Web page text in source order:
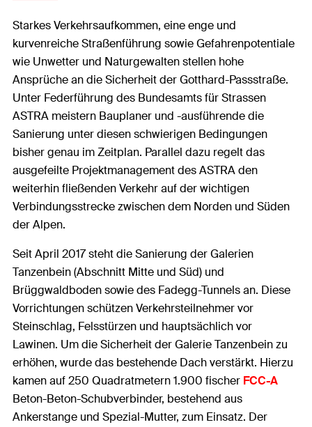
Starkes Verkehrsaufkommen, eine enge und
kurvenreiche Straßenführung sowie Gefahrenpotentiale
wie Unwetter und Naturgewalten stellen hohe
Ansprüche an die Sicherheit der Gotthard-Passstraße.
Unter Federführung des Bundesamts für Strassen
ASTRA meistern Bauplaner und -ausführende die
Sanierung unter diesen schwierigen Bedingungen
bisher genau im Zeitplan. Parallel dazu regelt das
ausgefeilte Projektmanagement des ASTRA den
weiterhin fließenden Verkehr auf der wichtigen
Verbindungsstrecke zwischen dem Norden und Süden
der Alpen.
Seit April 2017 steht die Sanierung der Galerien
Tanzenbein (Abschnitt Mitte und Süd) und
Brüggwaldboden sowie des Fadegg-Tunnels an. Diese
Vorrichtungen schützen Verkehrsteilnehmer vor
Steinschlag, Felsstürzen und hauptsächlich vor
Lawinen. Um die Sicherheit der Galerie Tanzenbein zu
erhöhen, wurde das bestehende Dach verstärkt. Hierzu
kamen auf 250 Quadratmetern 1.900 fischer FCC-A
Beton-Beton-Schubverbinder, bestehend aus
Ankerstange und Spezial-Mutter, zum Einsatz. Der